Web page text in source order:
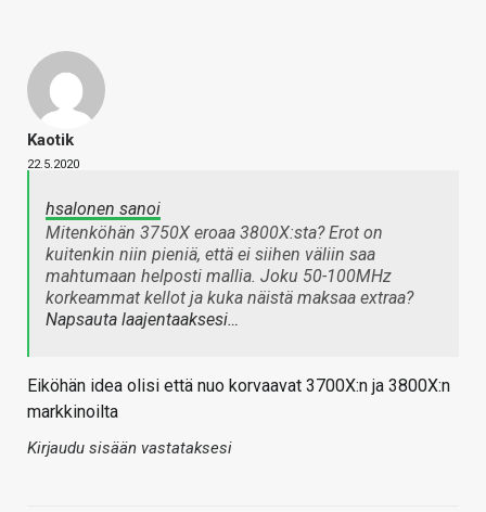
Kaotik
22.5.2020
hsalonen sanoi
Mitenköhän 3750X eroaa 3800X:sta? Erot on
kuitenkin niin pieniä, että ei siihen väliin saa
mahtumaan helposti mallia. Joku 50-100MHz
korkeammat kellot ja kuka näistä maksaa extraa?
Napsauta laajentaaksesi…
Eiköhän idea olisi että nuo korvaavat 3700X:n ja 3800X:n
markkinoilta
Kirjaudu sisään vastataksesi